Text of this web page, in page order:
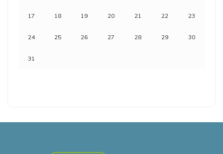
17 18 19 20 21 22 23
24 25 26 27 28 29 30
31